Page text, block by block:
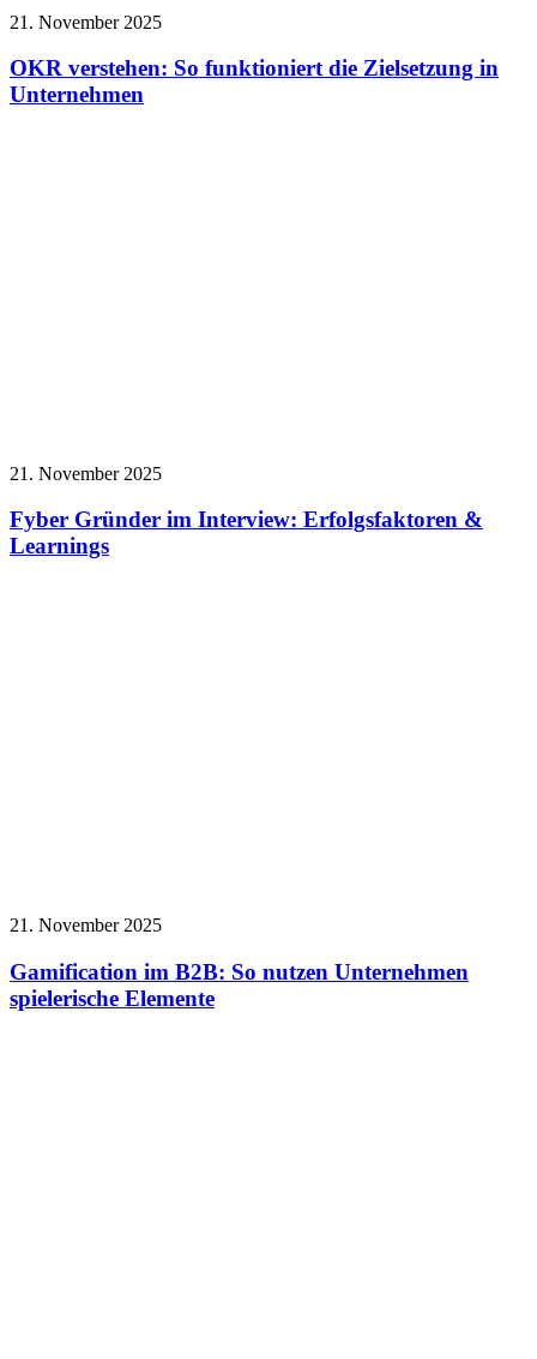
21. November 2025
OKR verstehen: So funktioniert die Zielsetzung in
Unternehmen
21. November 2025
Fyber Gründer im Interview: Erfolgsfaktoren &
Learnings
21. November 2025
Gamification im B2B: So nutzen Unternehmen
spielerische Elemente